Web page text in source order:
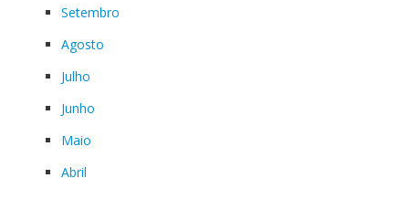
Setembro
Agosto
Julho
Junho
Maio
Abril